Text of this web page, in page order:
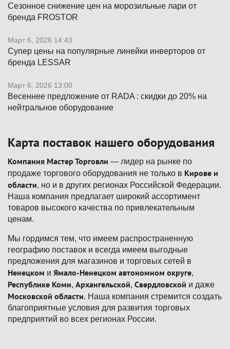
Сезонное снижение цен на морозильные лари от
бренда FROSTOR
Март 6, 2026 14:43
Супер цены на популярные линейки инверторов от
бренда LESSAR
Март 6, 2026 13:00
Весеннее предложение от RADA : скидки до 20% на
нейтральное оборудование
Карта поставок нашего оборудования
Компания Мастер Торговли — лидер на рынке по
продаже торгового оборудования не только в Кирове и
области, но и в других регионах Российской Федерации.
Наша компания предлагает широкий ассортимент
товаров высокого качества по привлекательным
ценам.
Мы гордимся тем, что имеем распространенную
географию поставок и всегда имеем выгодные
предложения для магазинов и торговых сетей в
Ненецком и Ямало-Ненецком автономном округе,
Республике Коми, Архангельской, Свердловской и даже
Московской области. Наша компания стремится создать
благоприятные условия для развития торговых
предприятий во всех регионах России.